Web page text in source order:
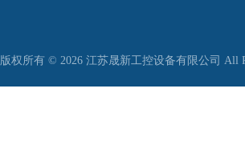
版权所有 © 2026 江苏晟新工控设备有限公司 All